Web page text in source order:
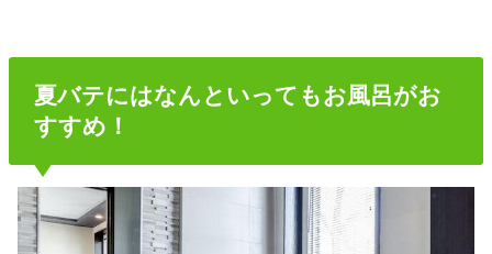
夏バテにはなんといってもお風呂がお
すすめ！